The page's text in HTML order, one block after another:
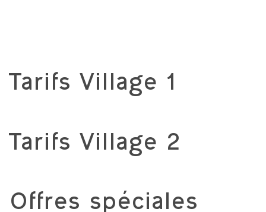
Tarifs Village 1
Tarifs Village 2
Offres spéciales